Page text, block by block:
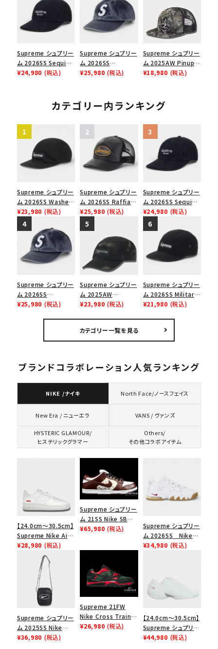
ップ ブラック
シックロゴ 6パネルキ
ャップ インディゴ
Supreme シュプリー
ム 2026SS Sequin
Denim Classic
シックロゴ 6パネルキ
ャップ ブラック
¥24,980 (税込)
Supreme シュプリー
ム 2026SS
Pigment Coated S
ゴ 6パネル ネイビー
¥25,980 (税込)
Supreme シュプリー
ム 2025AW Pinup
Mesh Back 5-Panel
ップ トゥルーティン
バーHTC フォールカ
¥18,980 (税込)
カテゴリー内ランキング
Supreme シュプリー
ム 2026SS Washed
Chino Twill Camp
Cap ウォッシュド チ
ノツイル キャンプキャ
ップ ブラック
¥23,980 (税込)
Supreme シュプリー
ム 2026SS Raffia
Mesh Back 5-Panel
ラフィアメッシュバック
5パネルキャップ ブラ
¥25,980 (税込)
Supreme シュプリー
ム 2026SS Sequin
Denim Classic
Logo 6-Panel シ
ークインデニム クラ
シックロゴ 6パネルキ
ャップ ブラック
¥24,980 (税込)
Supreme シュプリー
ム 2026SS
Pigment Coated S
¥25,980 (税込)
Supreme シュプリー
ム 2025AW
Overdyed Camp
ラック
¥23,980 (税込)
Supreme シュプリー
ム 2026SS Military
Camp Cap ミリタリ
¥21,980 (税込)
カテゴリー一覧を見る
ブランドコラボレーション人気ランキング
NIKE /ナイキ North Face/ノースフェイス
New Era / ニューエラ VANS / ヴァンズ
HYSTERIC GLAMOUR/
ヒステリックグラマー
Others/
その他コラボアイテム
【24.0cm～30.5cm】
Supreme Nike Air
Force 1 Low シュプ
リーム ナイキエアフォ
ース１スニーカー シ
ューズ ホワイト
¥28,980 (税込)
Supreme シュプリー
ム 21SS Nike SB
Dunk Low ナイキSB
¥65,980 (税込)
Supreme シュプリー
ム 2026SS Nike
SB Air Max 2 CB 94
¥34,980 (税込)
Supreme シュプリー
ム 2025SS Nike
Leather Shoulder
¥36,980 (税込)
Supreme 21FW
Nike Cross Trainer
Low ナイキクロスト
¥26,980 (税込)
【24.0cm～30.5cm】
Supreme シュプリー
ム 2023AW Nike
¥44,980 (税込)